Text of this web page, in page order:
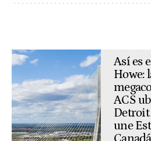
Así es
Howe:
ACS
une